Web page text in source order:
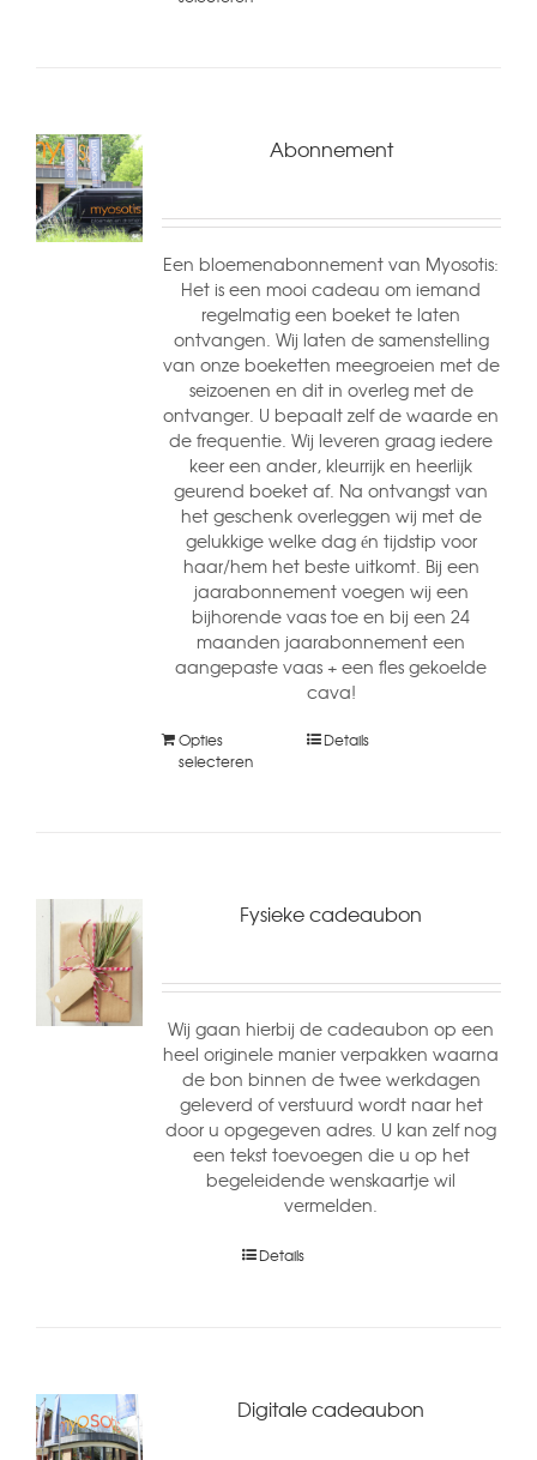
Abonnement
Een bloemenabonnement van Myosotis:
Het is een mooi cadeau om iemand
regelmatig een boeket te laten
ontvangen. Wij laten de samenstelling
van onze boeketten meegroeien met de
seizoenen en dit in overleg met de
ontvanger. U bepaalt zelf de waarde en
de frequentie. Wij leveren graag iedere
keer een ander, kleurrijk en heerlijk
geurend boeket af. Na ontvangst van
het geschenk overleggen wij met de
gelukkige welke dag én tijdstip voor
haar/hem het beste uitkomt. Bij een
jaarabonnement voegen wij een
bijhorende vaas toe en bij een 24
maanden jaarabonnement een
aangepaste vaas + een fles gekoelde
cava!
Opties
selecteren
Details
Fysieke cadeaubon
Wij gaan hierbij de cadeaubon op een
heel originele manier verpakken waarna
de bon binnen de twee werkdagen
geleverd of verstuurd wordt naar het
door u opgegeven adres. U kan zelf nog
een tekst toevoegen die u op het
begeleidende wenskaartje wil
vermelden.
Details
Digitale cadeaubon